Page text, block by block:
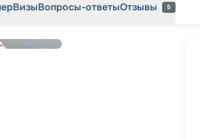
ВизыВопросы-ответыОтзывы 5